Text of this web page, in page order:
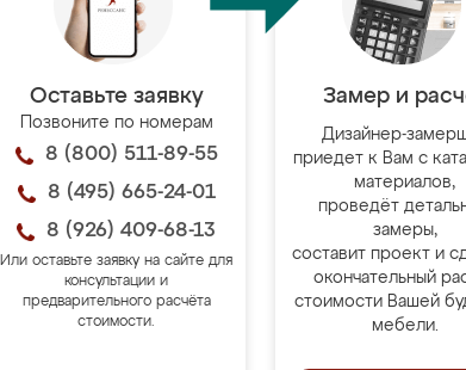
Оставьте заявку
Позвоните по номерам
8 (800) 511-89-55
8 (495) 665-24-01
8 (926) 409-68-13
Или оставьте заявку на сайте для
консультации и
предварительного расчёта
стоимости.
Замер и
Дизайнер-
приедет к Вам с
материалов,
проведёт
замеры,
составит проект и
окончательный
стоимости Вашей
мебели.